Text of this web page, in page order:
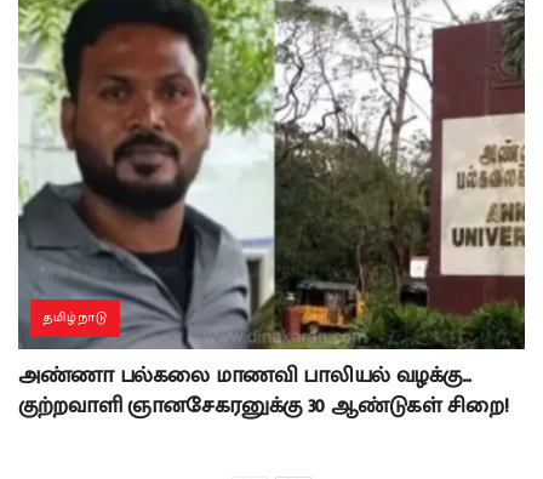
தமிழ்நாடு
அண்ணா பல்கலை மாணவி பாலியல் வழக்கு…
குற்றவாளி ஞானசேகரனுக்கு 30 ஆண்டுகள் சிறை!